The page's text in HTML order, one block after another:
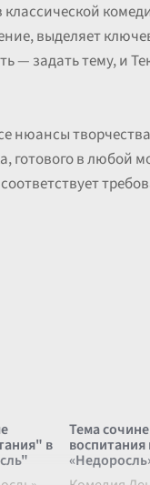
выделяет
— задать тему, и
нюансы
готового в любой
в
Тема